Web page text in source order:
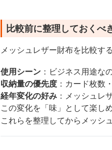
比較前に整理しておくべ
メッシュレザー財布を比較す
使用シーン ：ビジネス用途な
収納量の優先度 ：カード枚数
経年変化の好み ：メッシュレ
この変化を「味」として楽し
これらを整理してからメッシ